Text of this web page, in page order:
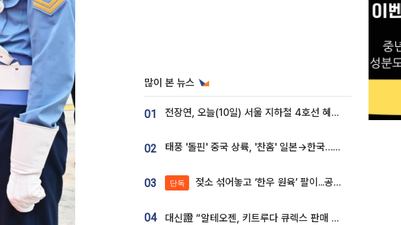
많이 본 뉴스
01 전장연, 오늘(10일) 서울 지하철 4호선 혜화역 시위…1호선 용산역 무정차
02 태풍 '돌핀' 중국 상륙, '찬홈' 일본→한국…각국 기상청 예상 경로는?
03 단독 젖소 섞어놓고 ‘한우 원육’ 팔이...공영홈쇼핑 표기·검증 구멍
04 대신證 “알테오젠, 키트루다 큐렉스 판매 3배 급증…목표가 41만원 상향”